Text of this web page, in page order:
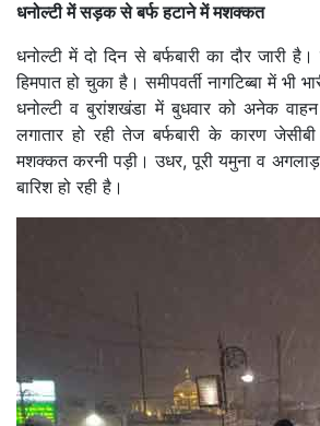
धनोल्टी में सड़क से बर्फ हटाने में मशक्कत
धनोल्टी में दो दिन से बर्फबारी का दौर जारी
हिमपात हो चुका है। समीपवर्ती नागटिब्बा में भी
धनोल्टी व बुरांशखंडा में बुधवार को अनेक
लगातार हो रही तेज बर्फबारी के कारण
मशक्कत करनी पड़ी। उधर, पूरी यमुना व
बारिश हो रही है।